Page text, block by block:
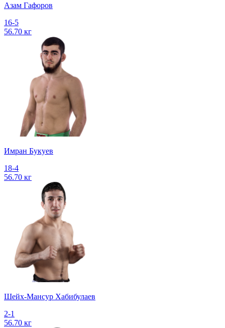
Азам Гафоров
16-5
56.70 кг
Имран Букуев
18-4
56.70 кг
Шейх-Мансур Хабибулаев
2-1
56.70 кг